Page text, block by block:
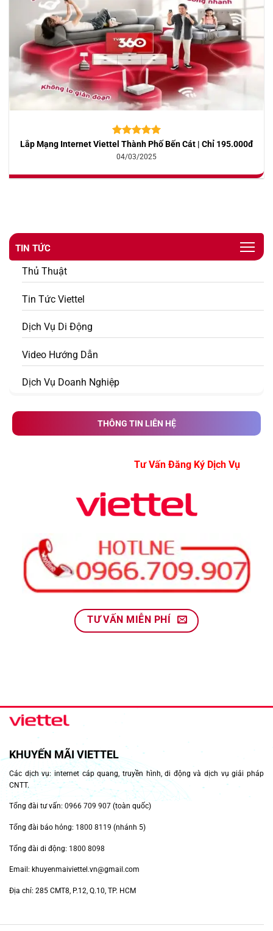
TIN TỨC
Thủ Thuật
Tin Tức Viettel
Dịch Vụ Di Động
Video Hướng Dẫn
Dịch Vụ Doanh Nghiệp
THÔNG TIN LIÊN HỆ
Tư Vấn Đăng Ký Dịch Vụ
TƯ VẤN MIỄN PHÍ
5.00trên 5
dựa trên
10
Lắp Mạng Internet Viettel Thành Phố Bến Cát | Chỉ 195.000đ
04/03/2025
KHUYẾN MÃI VIETTEL
Các dịch vụ: internet cáp quang, truyền hình, di động và dịch vụ giải pháp
CNTT.
Tổng đài tư vấn: 0966 709 907 (toàn quốc)
Tổng đài báo hỏng: 1800 8119 (nhánh 5)
Tổng đài di động: 1800 8098
Email: khuyenmaiviettel.vn@gmail.com
Địa chỉ: 285 CMT8, P.12, Q.10, TP. HCM